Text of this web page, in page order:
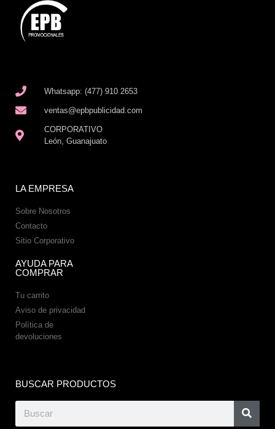
Whatsapp: (477) 910 2653
ventas@epbpublicidad.com
CORPORATIVO
León, Guanajuato
LA EMPRESA
Sobre Nosotros
Contacto
Sitio Corporativo
AYUDA PARA
COMPRAR
Tu carrito
Aviso de privacidad
Política de
devoluciones
BUSCAR PRODUCTOS